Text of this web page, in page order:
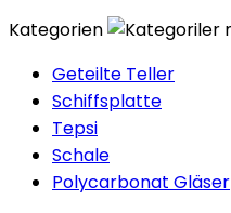
Kategorien
Geteilte Teller
Schiffsplatte
Tepsi
Schale
Polycarbonat Gläser